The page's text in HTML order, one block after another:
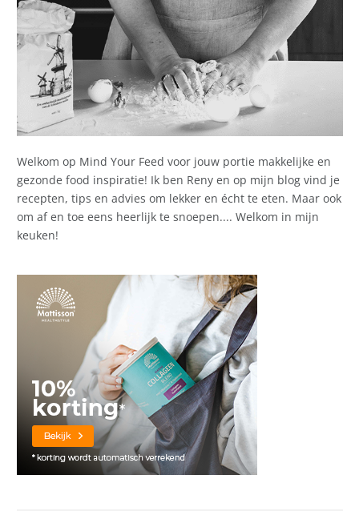
Welkom op Mind Your Feed voor jouw portie makkelijke en
gezonde food inspiratie! Ik ben Reny en op mijn blog vind je
recepten, tips en advies om lekker en écht te eten. Maar ook
om af en toe eens heerlijk te snoepen.... Welkom in mijn
keuken!